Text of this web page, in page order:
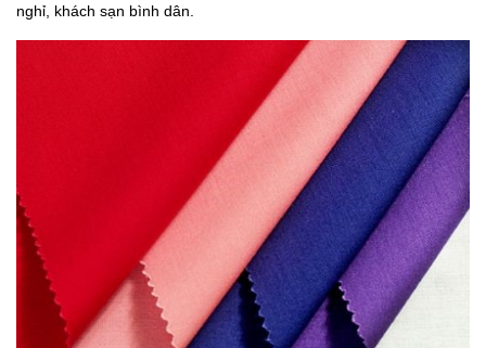
nghỉ, khách sạn bình dân.